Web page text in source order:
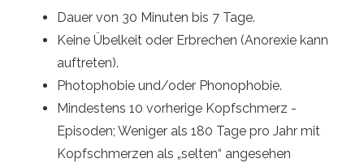
Dauer von 30 Minuten bis 7 Tage.
Keine Übelkeit oder Erbrechen (Anorexie kann
auftreten).
Photophobie und/oder Phonophobie.
Mindestens 10 vorherige Kopfschmerz -
Episoden; Weniger als 180 Tage pro Jahr mit
Kopfschmerzen als „selten“ angesehen